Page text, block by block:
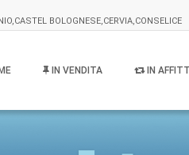
BOLOGNESE,CERVIA,CONSELICE
IN VENDITA IN